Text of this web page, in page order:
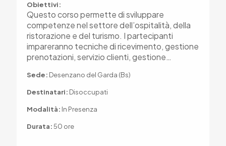
Obiettivi:
Questo corso permette di sviluppare
competenze nel settore dell’ospitalità, della
ristorazione e del turismo. I partecipanti
impareranno tecniche di ricevimento, gestione
prenotazioni, servizio clienti, gestione…
Sede: Desenzano del Garda (Bs)
Destinatari: Disoccupati
Modalità: In Presenza
Durata:50 ore